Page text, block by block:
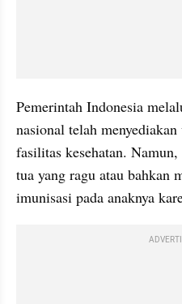
Pemerintah Indonesia
nasional telah
fasilitas kesehatan.
tua yang ragu atau bahkan
imunisasi pada anaknya